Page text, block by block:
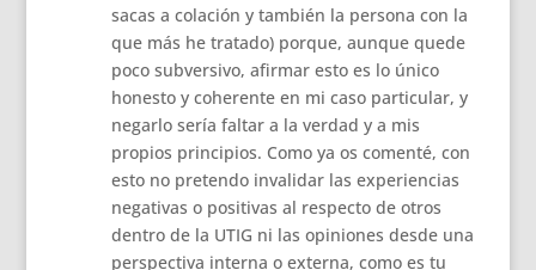
sacas a colación y también la persona con la
que más he tratado) porque, aunque quede
poco subversivo, afirmar esto es lo único
honesto y coherente en mi caso particular, y
negarlo sería faltar a la verdad y a mis
propios principios. Como ya os comenté, con
esto no pretendo invalidar las experiencias
negativas o positivas al respecto de otros
dentro de la UTIG ni las opiniones desde una
perspectiva interna o externa, como es tu